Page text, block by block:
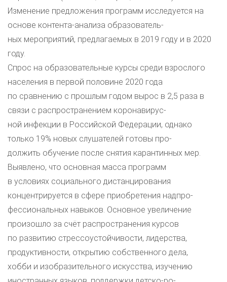
Изменение предложения программ исследуется на
основе контента-анализа образователь-
ных мероприятий, предлагаемых в 2019 году и в 2020
году.
Спрос на образовательные курсы среди взрослого
населения в первой половине 2020 года
по сравнению с прошлым годом вырос в 2,5 раза в
связи с распространением коронавирус-
ной инфекции в Российской Федерации, однако
только 19% новых слушателей готовы про-
должить обучение после снятия карантинных мер.
Выявлено, что основная масса программ
в условиях социального дистанцирования
концентрируется в сфере приобретения надпро-
фессиональных навыков. Основное увеличение
произошло за счёт распространения курсов
по развитию стрессоустойчивости, лидерства,
продуктивности, открытию собственного дела,
хобби и изобразительного искусства, изучению